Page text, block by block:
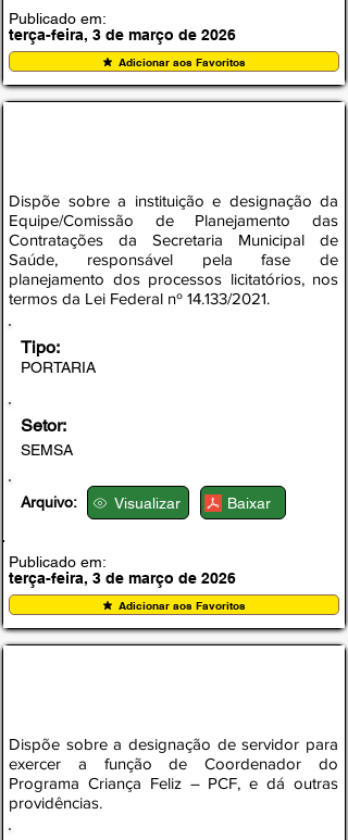
Publicado em:
terça-feira, 3 de março de 2026
Adicionar aos Favoritos
Dispõe sobre a instituição e designação da
Equipe/Comissão de Planejamento das
Contratações da Secretaria Municipal de
Saúde, responsável pela fase de
planejamento dos processos licitatórios, nos
termos da Lei Federal nº 14.133/2021.
Tipo:
PORTARIA
Setor:
SEMSA
Arquivo: Visualizar Baixar
Publicado em:
terça-feira, 3 de março de 2026
Adicionar aos Favoritos
Dispõe sobre a designação de servidor para
exercer a função de Coordenador do
Programa Criança Feliz – PCF, e dá outras
providências.